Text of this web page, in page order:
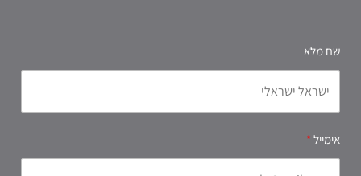
שם מלא
אימייל